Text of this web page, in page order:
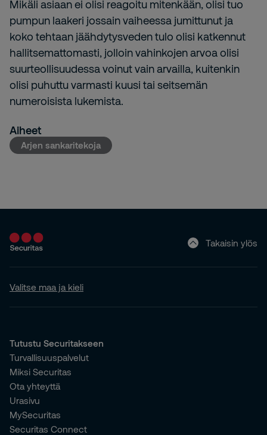
Mikäli asiaan ei olisi reagoitu mitenkään, olisi tuo
pumpun laakeri jossain vaiheessa jumittunut ja
koko tehtaan jäähdytysveden tulo olisi katkennut
hallitsemattomasti, jolloin vahinkojen arvoa olisi
suurteollisuudessa voinut vain arvailla, kuitenkin
olisi puhuttu varmasti kuusi tai seitsemän
numeroisista lukemista.
Aiheet
Arjen sankaritekoja
Takaisin ylös
Valitse maa ja kieli
Tutustu Securitakseen
Turvallisuuspalvelut
Miksi Securitas
Ota yhteyttä
Urasivu
MySecuritas
Securitas Connect